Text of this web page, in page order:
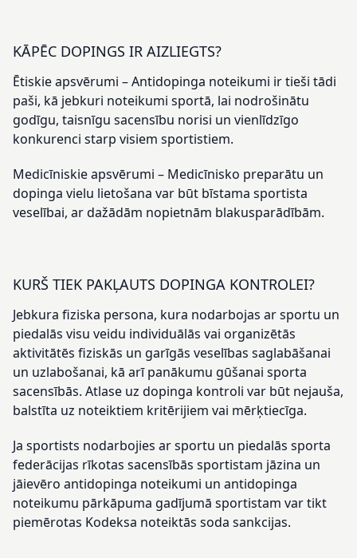
KĀPĒC DOPINGS IR AIZLIEGTS?
Ētiskie apsvērumi – Antidopinga noteikumi ir tieši tādi
paši, kā jebkuri noteikumi sportā, lai nodrošinātu
godīgu, taisnīgu sacensību norisi un vienlīdzīgo
konkurenci starp visiem sportistiem.
Medicīniskie apsvērumi – Medicīnisko preparātu un
dopinga vielu lietošana var būt bīstama sportista
veselībai, ar dažādām nopietnām blakusparādībām.
KURŠ TIEK PAKĻAUTS DOPINGA KONTROLEI?
Jebkura fiziska persona, kura nodarbojas ar sportu un
piedalās visu veidu individuālās vai organizētās
aktivitātēs fiziskās un garīgās veselības saglabāšanai
un uzlabošanai, kā arī panākumu gūšanai sporta
sacensībās. Atlase uz dopinga kontroli var būt nejauša,
balstīta uz noteiktiem kritērijiem vai mērķtiecīga.
Ja sportists nodarbojies ar sportu un piedalās sporta
federācijas rīkotas sacensībās sportistam jāzina un
jāievēro antidopinga noteikumi un antidopinga
noteikumu pārkāpuma gadījumā sportistam var tikt
piemērotas Kodeksa noteiktās soda sankcijas.